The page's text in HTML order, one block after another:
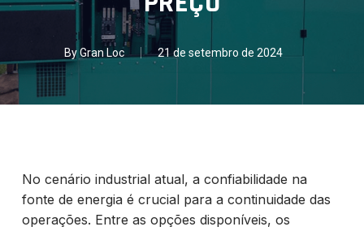
By Gran Loc 21 de setembro de 2024
No cenário industrial atual, a confiabilidade na
fonte de energia é crucial para a continuidade das
operações. Entre as opções disponíveis, os